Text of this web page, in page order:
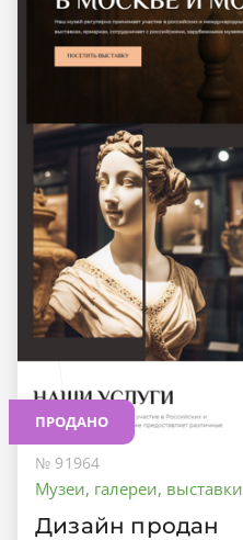
ПРОДАНО
№ 91964
Музеи, галереи, выставки
Дизайн продан